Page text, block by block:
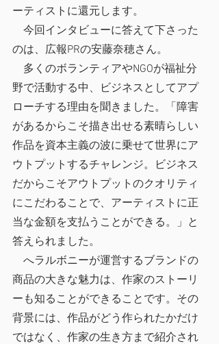
ーティストに還元します。
今回インタビューに答えて下さった
のは、広報PRの安藤奈穂さん。
多くのボランティアやNGOが福祉分
野で活動する中、ビジネスとしてアプ
ローチする理由を聞きました。「障害
があるからこそ描き出せる素晴らしい
作品を資本主義の波に乗せて世界にア
ウトプットするチャレンジ。ビジネス
だからこそアウトプットのクオリティ
にこだわることで、アーティストに正
当な金額を支払うことができる。」と
答えられました。
へラルボニーが運営するブランドの
商品の大きな魅力は、作家のストーリ
ーも知ることができることです。その
背景には、作品がどう作られたかだけ
ではなく、作家の生き方まで紹介され